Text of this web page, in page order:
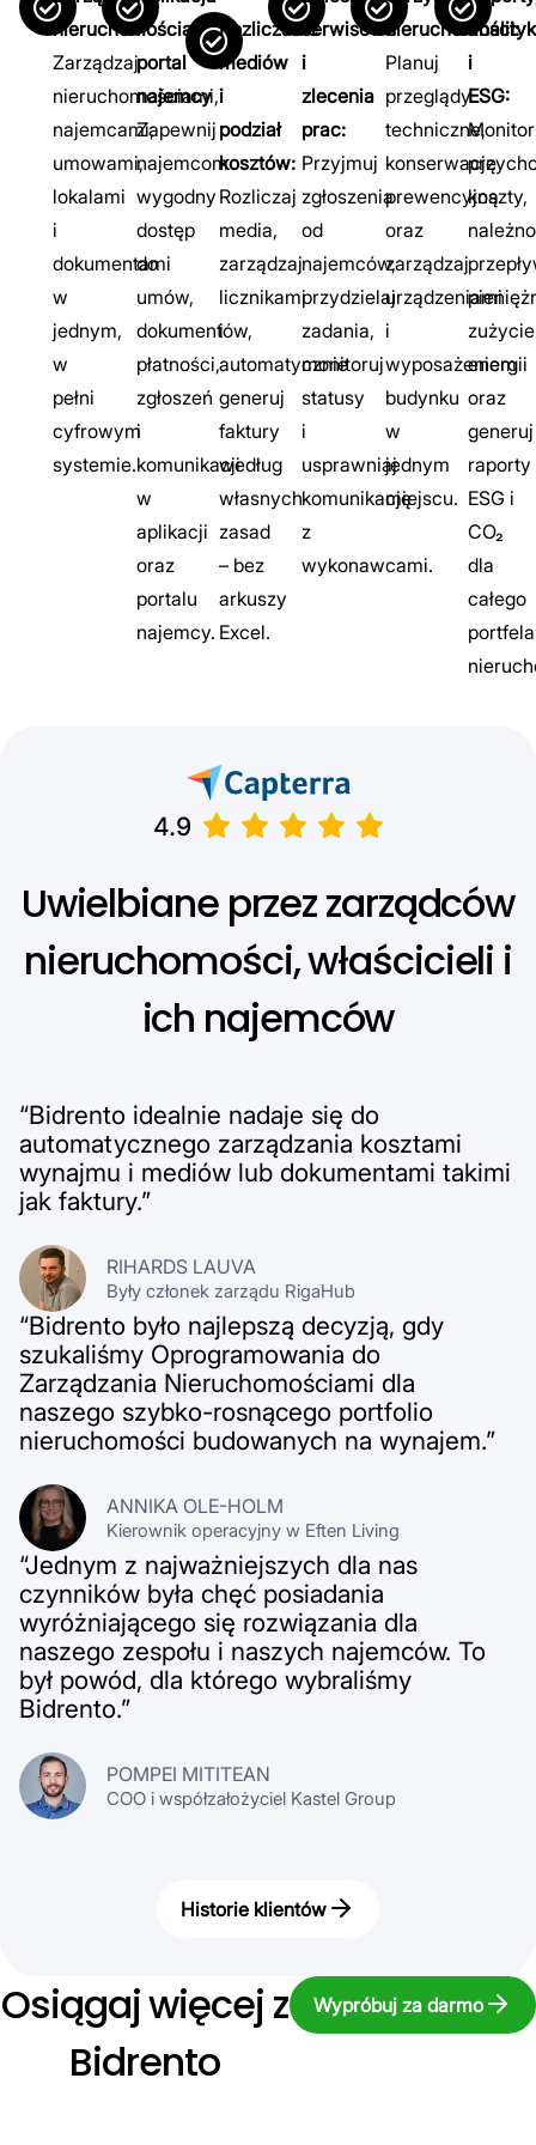
nieruchomościami:
Zarządzaj
nieruchomościami,
najemcami,
umowami,
lokalami
i
dokumentami
w
jednym,
w
pełni
cyfrowym
systemie.
i
portal
najemcy
Zapewnij
najemcom
wygodny
dostęp
do
umów,
dokumentów,
płatności,
zgłoszeń
i
komunikacji
w
aplikacji
oraz
portalu
najemcy.
Rozliczanie
mediów
i
podział
kosztów:
Rozliczaj
media,
zarządzaj
licznikami
i
automatycznie
generuj
faktury
według
własnych
zasad
– bez
arkuszy
Excel.
serwisowe
i
zlecenia
prac:
Przyjmuj
zgłoszenia
od
najemców,
przydzielaj
zadania,
monitoruj
statusy
i
usprawniaj
komunikację
z
wykonawcami.
nieruchomości:
Planuj
przeglądy
techniczne,
konserwację
prewencyjną
oraz
zarządzaj
urządzeniami
i
wyposażeniem
budynku
w
jednym
miejscu.
i
ESG:
koszty,
zużycie
energii
oraz
generuj
raporty
ESG i
CO₂
dla
całego
portfela
Uwielbiane przez zarządców
nieruchomości, właścicieli i
ich najemców
“Bidrento idealnie nadaje się do
automatycznego zarządzania kosztami
wynajmu i mediów lub dokumentami takimi
jak faktury.”
RIHARDS LAUVA
Były członek zarządu RigaHub
“Bidrento było najlepszą decyzją, gdy
szukaliśmy Oprogramowania do
Zarządzania Nieruchomościami dla
naszego szybko-rosnącego portfolio
nieruchomości budowanych na wynajem.”
ANNIKA OLE-HOLM
Kierownik operacyjny w Eften Living
“Jednym z najważniejszych dla nas
czynników była chęć posiadania
wyróżniającego się rozwiązania dla
naszego zespołu i naszych najemców. To
był powód, dla którego wybraliśmy
Bidrento.”
POMPEI MITITEAN
COO i współzałożyciel Kastel Group
Historie klientów
Osiągaj więcej z
Bidrento
Wypróbuj za darmo